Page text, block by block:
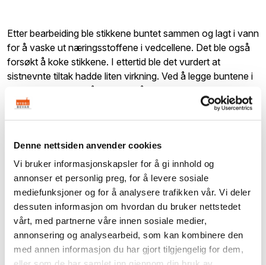
Denne nettsiden anvender cookies
Vi bruker informasjonskapsler for å gi innhold og
annonser et personlig preg, for å levere sosiale
mediefunksjoner og for å analysere trafikken vår. Vi deler
dessuten informasjon om hvordan du bruker nettstedet
vårt, med partnerne våre innen sosiale medier,
annonsering og analysearbeid, som kan kombinere den
med annen informasjon du har gjort tilgjengelig for dem,
Etter bearbeiding ble stikkene buntet sammen og lagt i vann
for å vaske ut næringsstoffene i vedcellene. Det ble også
forsøkt å koke stikkene. I ettertid ble det vurdert at
sistnevnte tiltak hadde liten virkning. Ved å legge buntene i
vann hindret man blåvedsopp i å etablere seg. I friluft
blåner furu i løpet av ei snau uke under optimale forhold for
etablering av blåvedsopp.